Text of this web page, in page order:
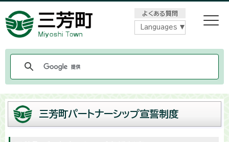
よくある質問
Languages
三芳町パートナーシップ宣誓制度